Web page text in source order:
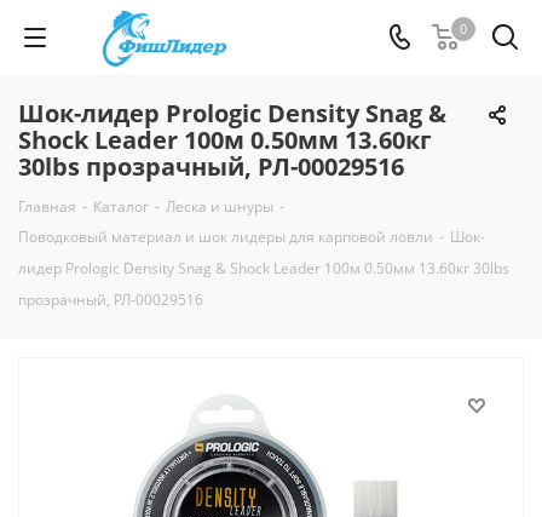
0
Шок-лидер Prologic Density Snag &
Shock Leader 100м 0.50мм 13.60кг
30lbs прозрачный, РЛ-00029516
Главная - Каталог - Леска и шнуры -
Поводковый материал и шок лидеры для карповой ловли - Шок-
лидер Prologic Density Snag & Shock Leader 100м 0.50мм 13.60кг 30lbs
прозрачный, РЛ-00029516